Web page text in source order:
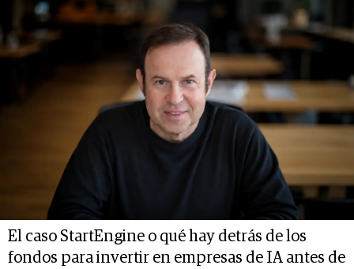
El caso StartEngine o qué hay detrás de los
fondos para invertir en empresas de IA antes de